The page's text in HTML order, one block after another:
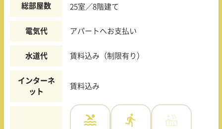
総部屋数 25室／8階建て
電気代 アパートへお支払い
水道代 賃料込み（制限有り）
インターネ
ット
賃料込み